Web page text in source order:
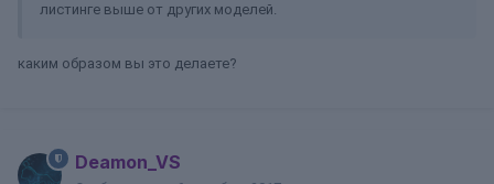
листинге выше от других моделей.
каким образом вы это делаете?
Deamon_VS